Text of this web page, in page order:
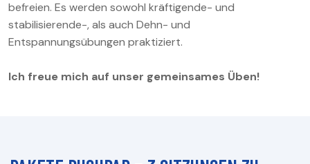
befreien. Es werden sowohl kräftigende- und
stabilisierende-, als auch Dehn- und
Entspannungsübungen praktiziert.
Ich freue mich auf unser gemeinsames Üben!